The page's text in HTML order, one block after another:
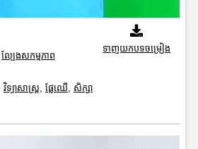
ល្បែងសកម្មភាព
វិទ្យាសាស្រ្ត ផ្លែឈើ
សិក្សា
ទាញយកបទចម្រៀង